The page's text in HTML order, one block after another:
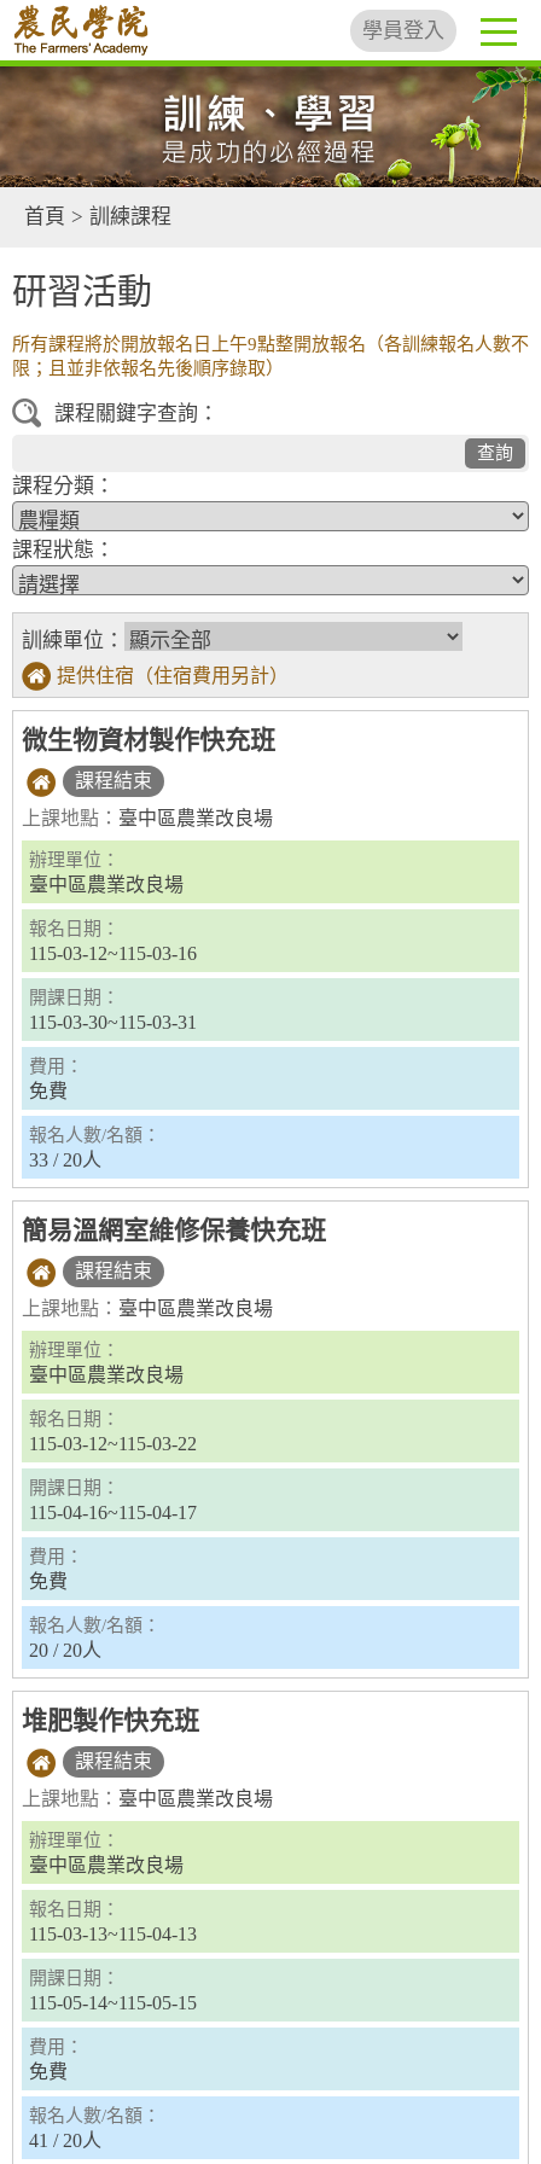
學員登入
首頁 > 訓練課程
研習活動
所有課程將於開放報名日上午9點整開放報名（各訓練報名人數不
限；且並非依報名先後順序錄取）
課程關鍵字查詢：
查詢
課程分類：
課程狀態：
訓練單位：
提供住宿（住宿費用另計）
微生物資材製作快充班
課程結束
上課地點： 臺中區農業改良場
辦理單位：
臺中區農業改良場
報名日期：
115-03-12~115-03-16
開課日期：
115-03-30~115-03-31
費用：
免費
報名人數/名額：
33 / 20人
簡易溫網室維修保養快充班
課程結束
上課地點： 臺中區農業改良場
辦理單位：
臺中區農業改良場
報名日期：
115-03-12~115-03-22
開課日期：
115-04-16~115-04-17
費用：
免費
報名人數/名額：
20 / 20人
堆肥製作快充班
課程結束
上課地點： 臺中區農業改良場
辦理單位：
臺中區農業改良場
報名日期：
115-03-13~115-04-13
開課日期：
115-05-14~115-05-15
費用：
免費
報名人數/名額：
41 / 20人